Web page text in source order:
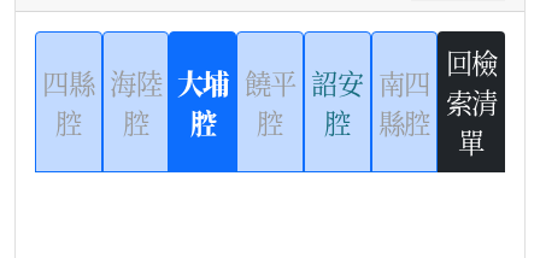
四縣
腔
海陸
腔
大埔
腔
饒平
腔
詔安
腔
南四
縣腔
回檢
索清
單